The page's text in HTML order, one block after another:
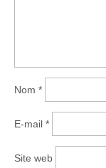
Nom *
E-mail *
Site web